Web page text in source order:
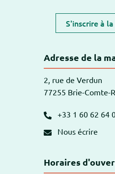
S'inscrire à
Adresse de la
2, rue de Verdun
77255 Brie-Comte-
+33 1 60 62 64
Nous écrire
Horaires